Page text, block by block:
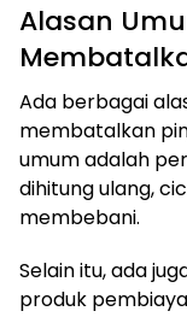
Alasan
Ada berbagai
membatalkan
umum adalah
dihitung ulang,
membebani.
Selain itu, ada
produk